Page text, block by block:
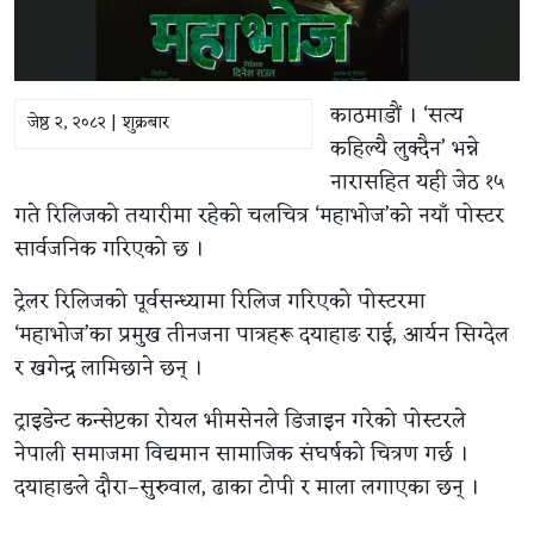
जेष्ठ २, २०८२ | शुक्रबार
काठमाडौं । ‘सत्य
कहिल्यै लुक्दैन’ भन्ने
नारासहित यही जेठ १५
गते रिलिजको तयारीमा रहेको चलचित्र ‘महाभोज’को नयाँ पोस्टर
सार्वजनिक गरिएको छ ।
ट्रेलर रिलिजको पूर्वसन्ध्यामा रिलिज गरिएको पोस्टरमा
‘महाभोज’का प्रमुख तीनजना पात्रहरू दयाहाङ राई, आर्यन सिग्देल
र खगेन्द्र लामिछाने छन् ।
ट्राइडेन्ट कन्सेप्टका रोयल भीमसेनले डिजाइन गरेको पोस्टरले
नेपाली समाजमा विद्यमान सामाजिक संघर्षको चित्रण गर्छ ।
दयाहाङले दौरा–सुरुवाल, ढाका टोपी र माला लगाएका छन् ।